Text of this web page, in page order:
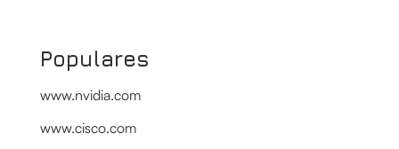
Populares
www.nvidia.com
www.cisco.com